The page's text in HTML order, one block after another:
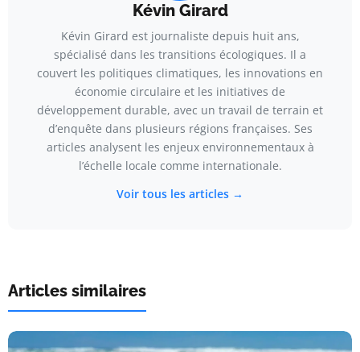
Kévin Girard
Kévin Girard est journaliste depuis huit ans,
spécialisé dans les transitions écologiques. Il a
couvert les politiques climatiques, les innovations en
économie circulaire et les initiatives de
développement durable, avec un travail de terrain et
d’enquête dans plusieurs régions françaises. Ses
articles analysent les enjeux environnementaux à
l’échelle locale comme internationale.
Voir tous les articles →
Articles similaires